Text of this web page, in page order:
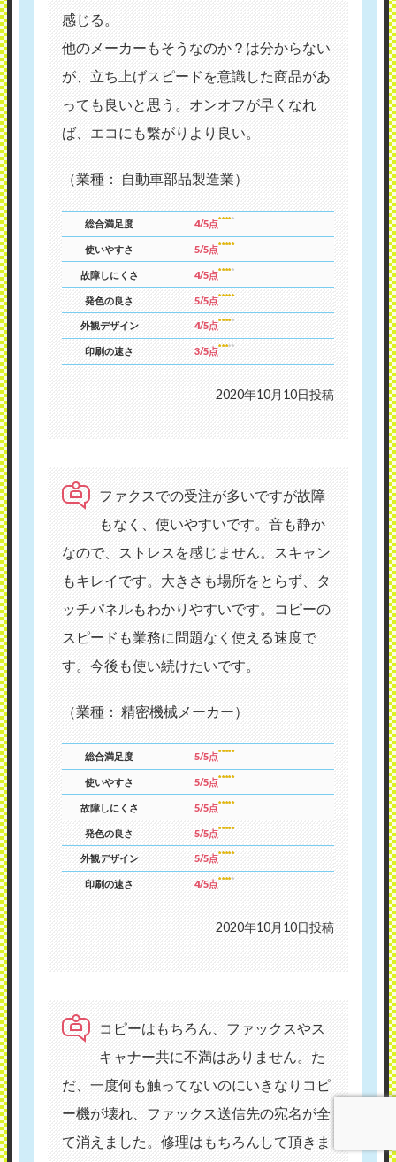
感じる。
他のメーカーもそうなのか？は分からない
が、立ち上げスピードを意識した商品があ
っても良いと思う。オンオフが早くなれ
ば、エコにも繋がりより良い。
（業種： 自動車部品製造業）
総合満足度 4/5点
使いやすさ 5/5点
故障しにくさ 4/5点
発色の良さ 5/5点
外観デザイン 4/5点
印刷の速さ 3/5点
2020年10月10日投稿
ファクスでの受注が多いですが故障
もなく、使いやすいです。音も静か
なので、ストレスを感じません。スキャン
もキレイです。大きさも場所をとらず、タ
ッチパネルもわかりやすいです。コピーの
スピードも業務に問題なく使える速度で
す。今後も使い続けたいです。
（業種： 精密機械メーカー）
総合満足度 5/5点
使いやすさ 5/5点
故障しにくさ 5/5点
発色の良さ 5/5点
外観デザイン 5/5点
印刷の速さ 4/5点
2020年10月10日投稿
コピーはもちろん、ファックスやス
キャナー共に不満はありません。た
だ、一度何も触ってないのにいきなりコピ
ー機が壊れ、ファックス送信先の宛名が全
て消えました。修理はもちろんして頂きま